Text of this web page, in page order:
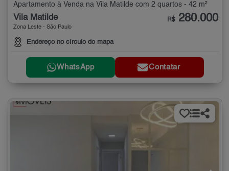
Apartamento à Venda na Vila Matilde com 2 quartos - 42 m²
Vila Matilde
Zona Leste - São Paulo
Endereço no círculo do mapa
R$ 280.000
WhatsApp Contatar